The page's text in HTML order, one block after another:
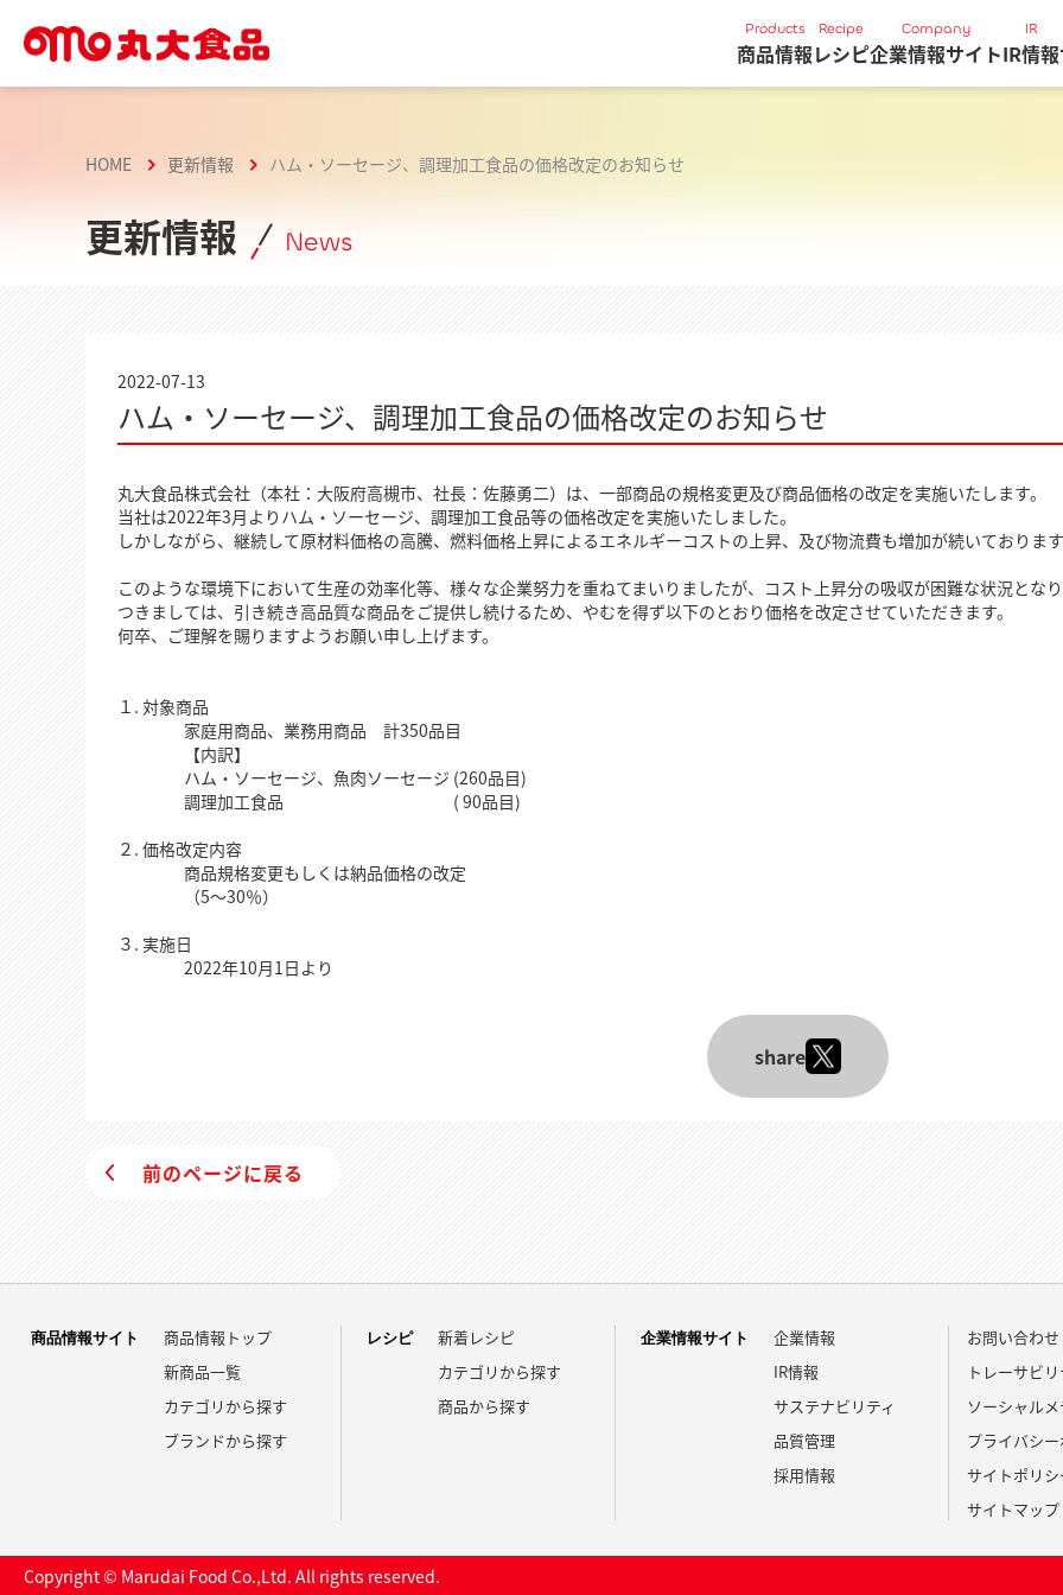
Products
商品情報
Recipe
レシピ
Company
企業情報サイト
IR
IR情報
HOME 更新情報 ハム・ソーセージ、調理加工食品の価格改定のお知らせ
更新情報 News
2022-07-13
ハム・ソーセージ、調理加工食品の価格改定のお知らせ
丸大食品株式会社（本社：大阪府高槻市、社長：佐藤勇二）は、一部商品の規格変更及び商品価格の改定を実施いたします。
当社は2022年3月よりハム・ソーセージ、調理加工食品等の価格改定を実施いたしました。
しかしながら、継続して原材料価格の高騰、燃料価格上昇によるエネルギーコストの上昇、及び物流費も増加が続いております
このような環境下において生産の効率化等、様々な企業努力を重ねてまいりましたが、コスト上昇分の吸収が困難な状況となり
つきましては、引き続き高品質な商品をご提供し続けるため、やむを得ず以下のとおり価格を改定させていただきます。
何卒、ご理解を賜りますようお願い申し上げます。
１. 対象商品
家庭用商品、業務用商品 計350品目
【内訳】
ハム・ソーセージ、魚肉ソーセージ (260品目)
調理加工食品 ( 90品目)
２. 価格改定内容
商品規格変更もしくは納品価格の改定
（5～30％）
３. 実施日
2022年10月1日より
share
前のページに戻る
商品情報サイト
商品情報トップ
新商品一覧
カテゴリから探す
ブランドから探す
レシピ
新着レシピ
カテゴリから探す
商品から探す
企業情報サイト
企業情報
IR情報
サステナビリティ
品質管理
採用情報
お問い合わせ
トレーサビリ
ソーシャル
プライバシ
サイトポリシ
サイトマップ
Copyright © Marudai Food Co.,Ltd. All rights reserved.